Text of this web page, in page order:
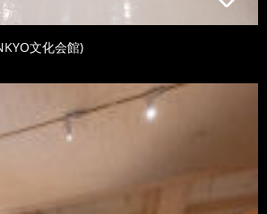
文化会館)